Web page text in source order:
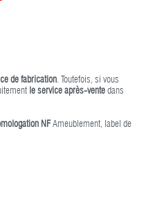
de fabrication. Toutefois, si vous
le service après-ventedans
NFAmeublement, label de